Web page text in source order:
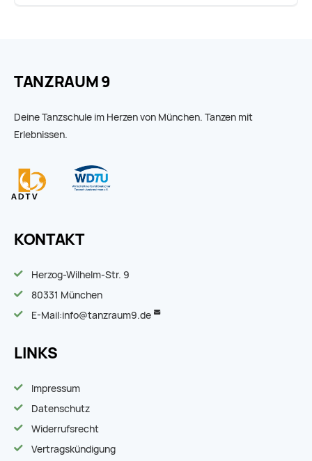
TANZRAUM 9
Deine Tanzschule im Herzen von München. Tanzen mit
Erlebnissen.
KONTAKT
Herzog-Wilhelm-Str. 9
80331 München
E-Mail:info@tanzraum9.de
LINKS
Impressum
Datenschutz
Widerrufsrecht
Vertragskündigung